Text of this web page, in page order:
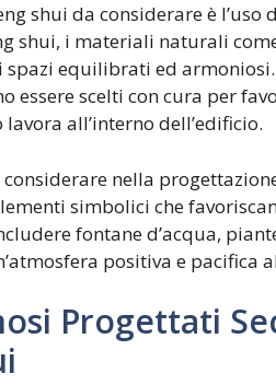
shui da considerare è l’uso
shui, i materiali naturali
equilibrati ed
essere scelti con cura per
all’interno dell’edificio.
nella
simbolici che
fontane d’acqua,
positiva e pacifica
Progettati